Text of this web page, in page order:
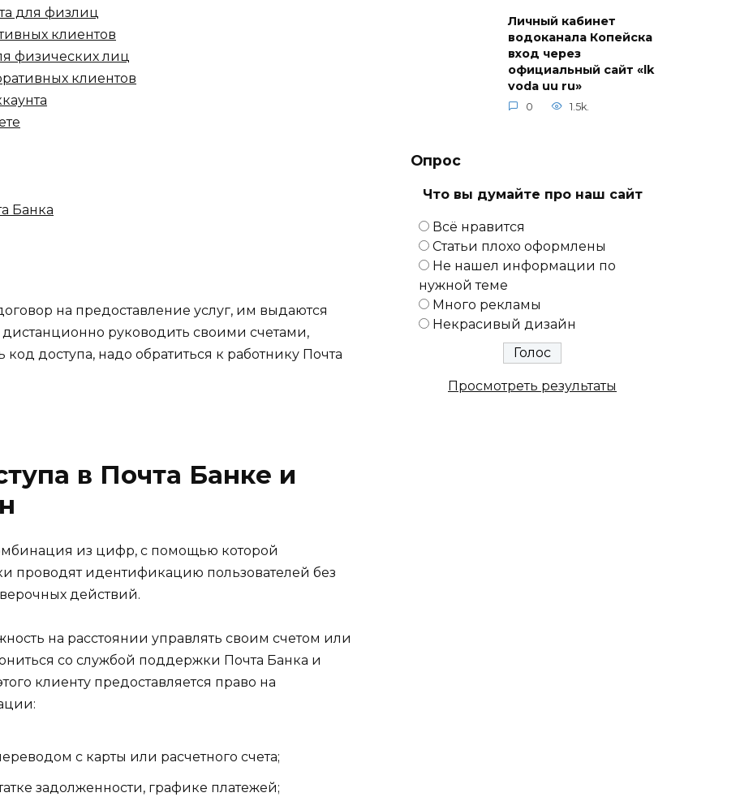
для физлиц
клиентов
физических лиц
клиентов
Банка
на предоставление услуг, им выдаются
руководить своими счетами,
доступа, надо обратиться к работнику Почта
в Почта Банке и
из цифр, с помощью которой
проводят идентификацию пользователей без
действий.
на расстоянии управлять своим счетом или
со службой поддержки Почта Банка и
клиенту предоставляется право на
с карты или расчетного счета;
задолженности, графике платежей;
Личный кабинет
водоканала Копейска
вход через
официальный сайт «lk
voda uu ru»
0 1.5k.
Опрос
Что вы думайте про наш сайт
Всё нравится
Статьи плохо оформлены
Не нашел информации по
нужной теме
Много рекламы
Некрасивый дизайн
Просмотреть результаты